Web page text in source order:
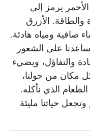
يرمز إلى
الأزرق
صافية ومياه هادئة.
على الشعور
والتفاؤل، ويضيء
مكان من حولنا،
الذي نأكله.
حياتنا مليئة